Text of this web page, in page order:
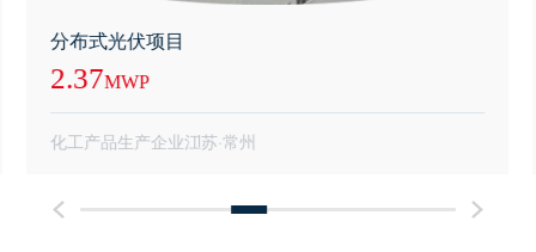
分布式光伏项目
2.37MWP
化工产品生产企业江苏·常州